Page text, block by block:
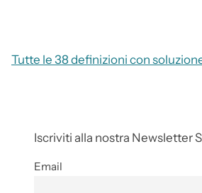
Tutte le 38 definizioni con
Iscriviti alla nostra Newsletter
Email